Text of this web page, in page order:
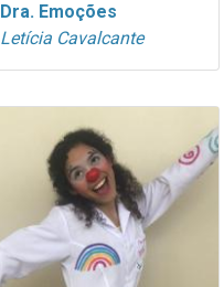
Dra. Emoções
Letícia Cavalcante